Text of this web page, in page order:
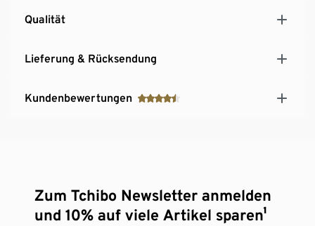
Qualität
Lieferung & Rücksendung
Kundenbewertungen
Zum Tchibo Newsletter anmelden
und 10% auf viele Artikel sparen¹